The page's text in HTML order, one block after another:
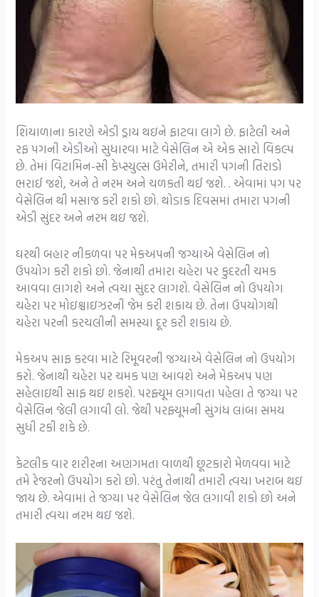
શિયાળાના કારણે એડી ડ્રાય થઇને ફાટવા લાગે છે. ફાટેલી અને
રફ પગની એડીઓ સુધારવા માટે વેસેલિન એ એક સારો વિકલ્પ
છે. તેમાં વિટામિન-સી કેપ્સ્યુલ્સ ઉમેરીને, તમારી પગની તિરાડો
ભરાઈ જશે, અને તે નરમ અને ચળકતી થઈ જશે. . એવામાં પગ પર
વેસેલિન થી મસાજ કરી શકો છો. થોડાક દિવસમાં તમારા પગની
એડી સુંદર અને નરમ થઇ જશે.
ઘરથી બહાર નીકળવા પર મેકઅપની જગ્યાએ વેસેલિન નો
ઉપયોગ કરી શકો છો. જેનાથી તમારા ચહેરા પર કુદરતી ચમક
આવવા લાગશે અને ત્વચા સુંદર લાગશે. વેસેલિન નો ઉપયોગ
ચહેરા પર મોઇશ્ચાઇઝરની જેમ કરી શકાય છે. તેના ઉપયોગથી
ચહેરા પરની કરચલીની સમસ્યા દૂર કરી શકાય છે.
મેકઅપ સાફ કરવા માટે રિમૂવરની જગ્યાએ વેસેલિન નો ઉપયોગ
કરો. જેનાથી ચહેરા પર ચમક પણ આવશે અને મેકઅપ પણ
સહેલાઇથી સાફ થઇ શકશે. પરફ્યૂમ લગાવતા પહેલા તે જગ્યા પર
વેસેલિન જેલી લગાવી લો. જેથી પરફ્યૂમની સુંગંધ લાંબા સમય
સુધી ટકી શકે છે.
કેટલીક વાર શરીરના અણગમતા વાળથી છૂટકારો મેળવવા માટે
તમે રેજરનો ઉપયોગ કરો છો. પરંતુ તેનાથી તમારી ત્વચા ખરાબ થઇ
જાય છે. એવામાં તે જગ્યા પર વેસેલિન જેલ લગાવી શકો છો અને
તમારી ત્વચા નરમ થઇ જશે.